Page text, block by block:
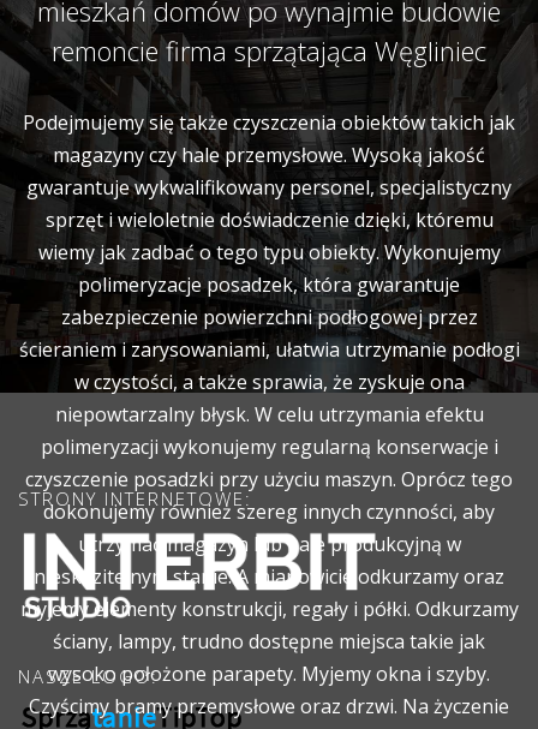
mieszkań domów po wynajmie budowie
remoncie firma sprzątająca Węgliniec
Podejmujemy się także czyszczenia obiektów takich jak
magazyny czy hale przemysłowe. Wysoką jakość
gwarantuje wykwalifikowany personel, specjalistyczny
sprzęt i wieloletnie doświadczenie dzięki, któremu
wiemy jak zadbać o tego typu obiekty. Wykonujemy
polimeryzacje posadzek, która gwarantuje
zabezpieczenie powierzchni podłogowej przez
ścieraniem i zarysowaniami, ułatwia utrzymanie podłogi
w czystości, a także sprawia, że zyskuje ona
niepowtarzalny błysk. W celu utrzymania efektu
polimeryzacji wykonujemy regularną konserwacje i
czyszczenie posadzki przy użyciu maszyn. Oprócz tego
dokonujemy również szereg innych czynności, aby
utrzymać magazyn lub hale produkcyjną w
nieskazitelnym stanie. A mianowicie odkurzamy oraz
myjemy elementy konstrukcji, regały i półki. Odkurzamy
ściany, lampy, trudno dostępne miejsca takie jak
wysoko położone parapety. Myjemy okna i szyby.
Czyścimy bramy przemysłowe oraz drzwi. Na życzenie
STRONY INTERNETOWE:
NASZE LOGO: